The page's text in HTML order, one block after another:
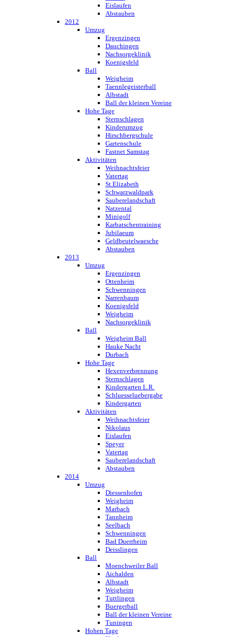
Eislaufen
Abstauben
2012
Umzug
Ergenzingen
Dauchingen
Nachsorgeklinik
Koenigsfeld
Ball
Weigheim
Taennlegeisterball
Albstadt
Ball der kleinen Vereine
Hohe Tage
Sternschlagen
Kinderumzug
Hirschbergschule
Gartenschule
Fastnet Samstag
Aktivitäten
Weihnachtsfeier
Vatertag
St.Elizabeth
Schwarzwaldpark
Sauberelandschaft
Natzental
Minigolf
Karbatschentraining
Jubilaeum
Geldbeutelwaesche
Abstauben
2013
Umzug
Ergenzingen
Ottenheim
Schwenningen
Narrenbaum
Koenigsfeld
Weigheim
Nachsorgeklinik
Ball
Weigheim Ball
Hauke Nacht
Durbach
Hohe Tage
Hexenverbrennung
Sternschlagen
Kindergarten L.R.
Schluesseluebergabe
Kindergarten
Aktivitäten
Weihnachtsfeier
Nikolaus
Eislaufen
Speyer
Vatertag
Sauberelandschaft
Abstauben
2014
Umzug
Diessenhofen
Weigheim
Marbach
Tannheim
Seelbach
Schwenningen
Bad Duerrheim
Deisslingen
Ball
Moenchweiler Ball
Aichalden
Albstadt
Weigheim
Tuttlingen
Buergerball
Ball der kleinen Vereine
Tuningen
Hohen Tage